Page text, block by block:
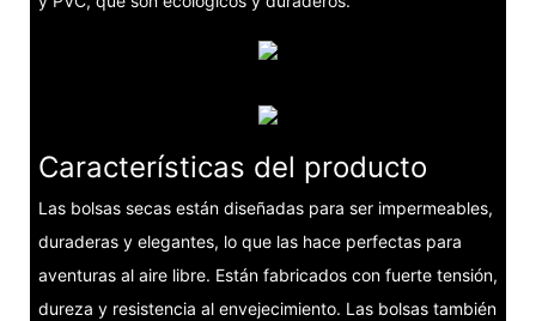
Características del producto
Las bolsas secas están diseñadas para ser impermeables,
duraderas y elegantes, lo que las hace perfectas para
aventuras al aire libre. Están fabricados con fuerte tensión,
dureza y resistencia al envejecimiento. Las bolsas también